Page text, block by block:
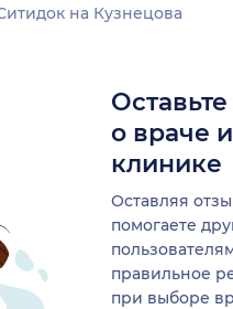
на Кузнецова
о враче
клинике
Оставляя
помогаете
правильное
при выборе